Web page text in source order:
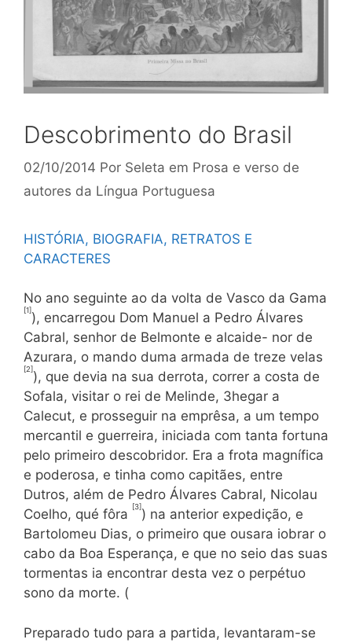
Descobrimento do Brasil
02/10/2014 Por Seleta em Prosa e verso de
autores da Língua Portuguesa
HISTÓRIA, BIOGRAFIA, RETRATOS E
CARACTERES
No ano seguinte ao da volta de Vasco da Gama
[1]), encarregou Dom Manuel a Pedro Álvares
Cabral, senhor de Belmonte e alcaide- nor de
Azurara, o mando duma armada de treze velas
[2]), que devia na sua derrota, correr a costa de
Sofala, visitar o rei de Melinde, 3hegar a
Calecut, e prosseguir na emprêsa, a um tempo
mercantil e guerreira, iniciada com tanta fortuna
pelo primeiro descobridor. Era a frota magnífica
e poderosa, e tinha como capitães, entre
Dutros, além de Pedro Álvares Cabral, Nicolau
Coelho, qué fôra
[3]) na anterior expedição, e
Bartolomeu Dias, o primeiro que ousara iobrar o
cabo da Boa Esperança, e que no seio das suas
tormentas ia encontrar desta vez o perpétuo
sono da morte. (
Preparado tudo para a partida, levantaram-se